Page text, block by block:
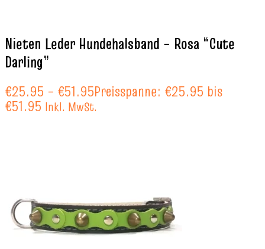
Nieten Leder Hundehalsband – Rosa “Cute
Darling”
€25.95 – €51.95Preisspanne: €25.95 bis
€51.95 Inkl. MwSt.